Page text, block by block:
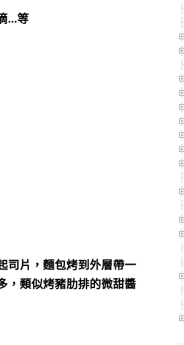
…等
司片，麵包烤到外層帶一
，類似烤豬肋排的微甜醬